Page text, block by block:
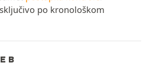
po kronološkom
B